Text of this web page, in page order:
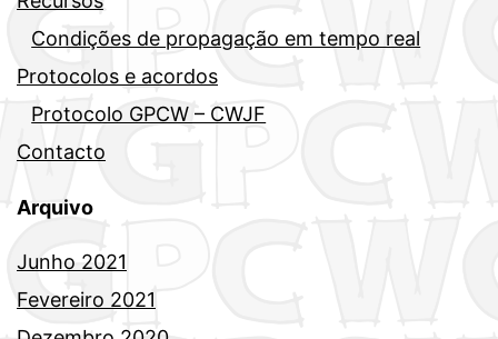
Condições de propagação em tempo real
Protocolos e acordos
Protocolo GPCW – CWJF
Contacto
Arquivo
Junho 2021
Fevereiro 2021